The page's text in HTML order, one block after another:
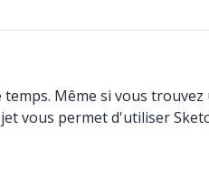
Même si vous
vous permet d'utiliser